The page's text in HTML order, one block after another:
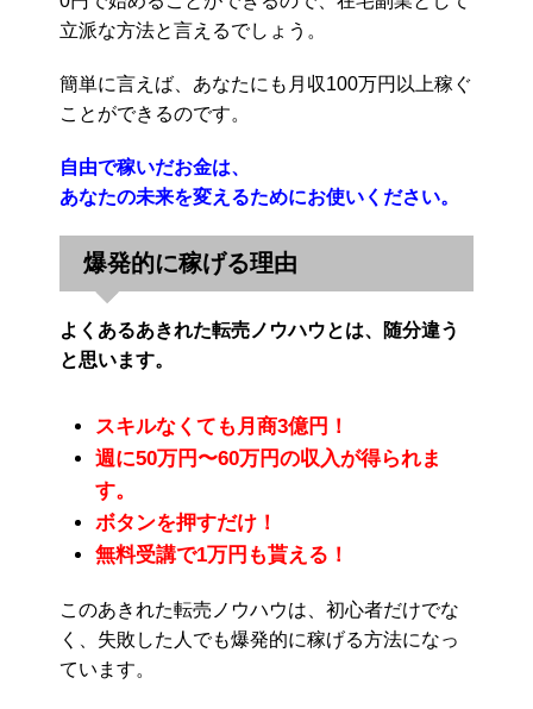
立派な方法と言えるでしょう。
簡単に言えば、あなたにも月収100万円以上稼ぐ
ことができるのです。
自由で稼いだお金は、
あなたの未来を変えるためにお使いください。
爆発的に稼げる理由
よくあるあきれた転売ノウハウとは、随分違う
と思います。
スキルなくても月商3億円！
週に50万円〜60万円の収入が得られま
す。
ボタンを押すだけ！
無料受講で1万円も貰える！
このあきれた転売ノウハウは、初心者だけでな
く、失敗した人でも爆発的に稼げる方法になっ
ています。